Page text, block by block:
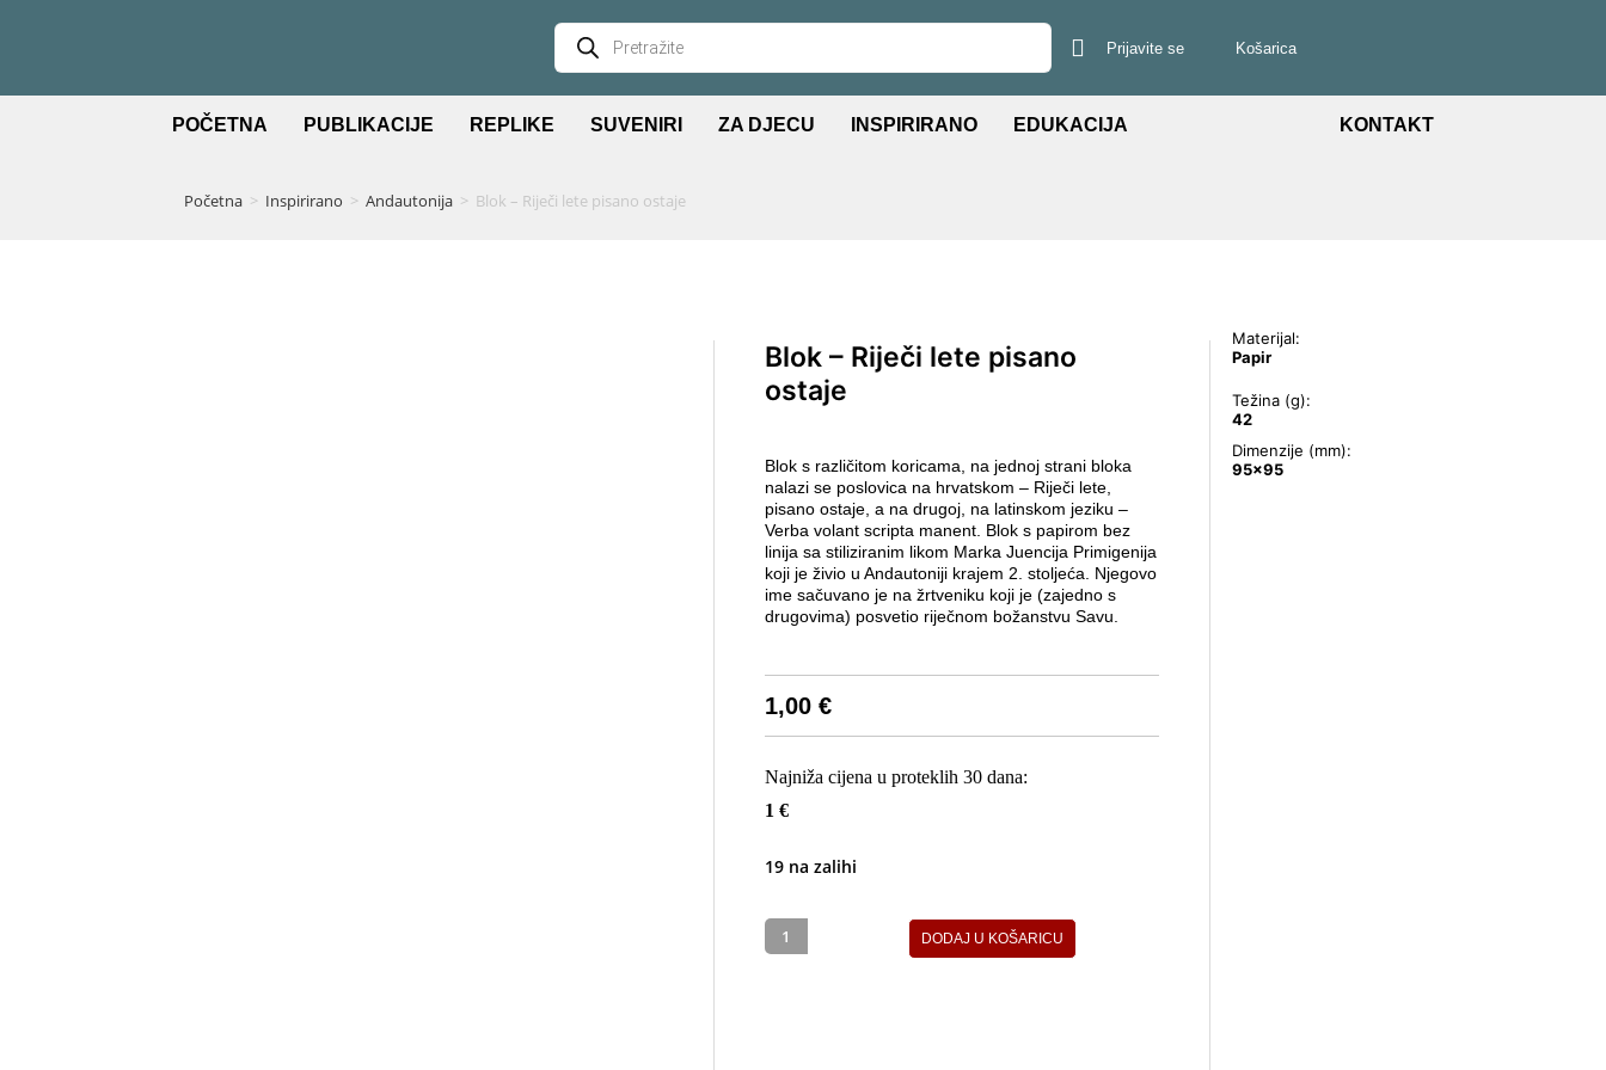
Prijavite se Košarica
POČETNA PUBLIKACIJE REPLIKE SUVENIRI ZA DJECU INSPIRIRANO EDUKACIJA KONTAKT
Početna > Inspirirano > Andautonija > Blok – Riječi lete pisano ostaje
Blok – Riječi lete pisano
ostaje
Blok s različitom koricama, na jednoj strani bloka
nalazi se poslovica na hrvatskom – Riječi lete,
pisano ostaje, a na drugoj, na latinskom jeziku –
Verba volant scripta manent. Blok s papirom bez
linija sa stiliziranim likom Marka Juencija Primigenija
koji je živio u Andautoniji krajem 2. stoljeća. Njegovo
ime sačuvano je na žrtveniku koji je (zajedno s
drugovima) posvetio riječnom božanstvu Savu.
1,00 €
Najniža cijena u proteklih 30 dana:
1 €
19 na zalihi
DODAJ U KOŠARICU
Materijal:
Papir
Težina (g):
42
Dimenzije (mm):
95x95